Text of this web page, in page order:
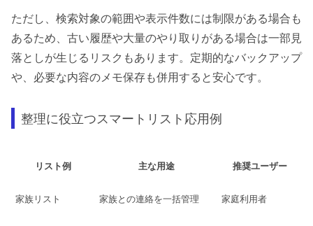
ただし、検索対象の範囲や表示件数には制限がある場合も
あるため、古い履歴や大量のやり取りがある場合は一部見
落としが生じるリスクもあります。定期的なバックアップ
や、必要な内容のメモ保存も併用すると安心です。
整理に役立つスマートリスト応用例
リスト例 主な用途 推奨ユーザー
家族リスト 家族との連絡を一括管理 家庭利用者